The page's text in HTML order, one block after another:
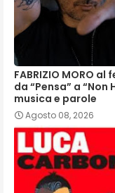
FABRIZIO MORO
da “Pensa” a “Non
musica e parole
Agosto 08, 2026